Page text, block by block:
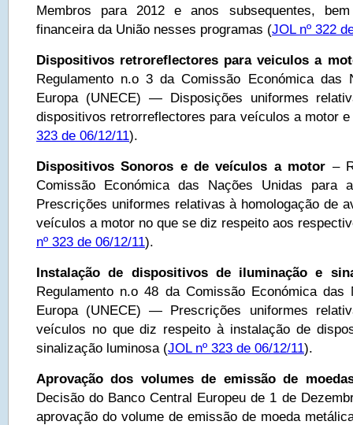
Membros para 2012 e anos subsequentes,
financeira da União nesses programas (JOL nº 322
Dispositivos retroreflectores para veiculos a
Regulamento n.o 3 da Comissão Económica das
Europa (UNECE) — Disposições uniformes
dispositivos retrorreflectores para veículos a motor
323 de 06/12/11).
Dispositivos Sonoros e de veículos a motor –
Comissão Económica das Nações Unidas para
Prescrições uniformes relativas à homologação de
veículos a motor no que se diz respeito aos
nº 323 de 06/12/11).
Instalação de dispositivos de iluminação e
Regulamento n.o 48 da Comissão Económica
Europa (UNECE) — Prescrições uniformes
veículos no que diz respeito à instalação de
sinalização luminosa (JOL nº 323 de 06/12/11).
Aprovação dos volumes de emissão de
Decisão do Banco Central Europeu de 1 de
aprovação do volume de emissão de moeda